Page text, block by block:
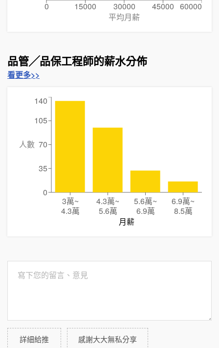
0 15000 30000 45000 60000
平均月薪
品管╱品保工程師的薪水分佈
看更多>>
3萬~
4.3萬
4.3萬~
5.6萬
5.6萬~
6.9萬
6.9萬~
8.5萬
月薪
0
35
70
105
140
人數
詳細給推 感謝大大無私分享